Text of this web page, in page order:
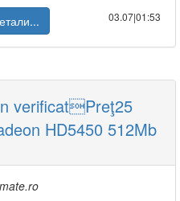
03.07|01:53
verificatPreţ25
HD5450 512Mb